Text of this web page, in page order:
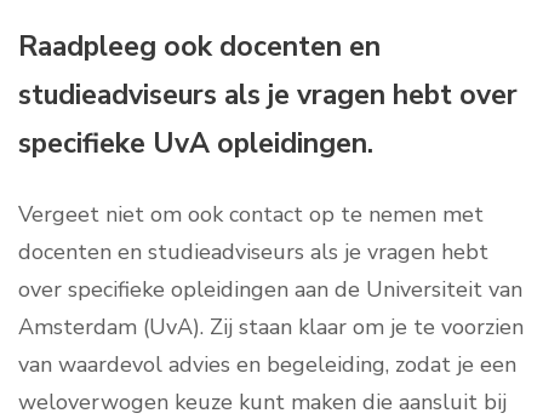
Raadpleeg ook docenten en
studieadviseurs als je vragen hebt over
specifieke UvA opleidingen.
Vergeet niet om ook contact op te nemen met
docenten en studieadviseurs als je vragen hebt
over specifieke opleidingen aan de Universiteit van
Amsterdam (UvA). Zij staan klaar om je te voorzien
van waardevol advies en begeleiding, zodat je een
weloverwogen keuze kunt maken die aansluit bij